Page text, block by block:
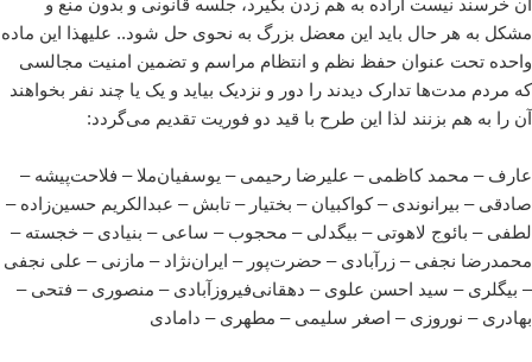
مشکل به هر حال باید این معضل بزرگ به نحوی حل شود.. علیهذا این ماده
واحده تحت عنوان حفظ نظم و انتظام مراسم و تضمین امنیت مجالسی
که مردم مدت‌ها تدارک دیدند را دور و نزدیک بیاید و یک یا چند نفر بخواهند
آن را به هم بزنند لذا این طرح با قید دو فوریت تقدیم می‌گردد:
عارف – محمد کاظمی – علیرضا رحیمی – یوسفیان‌ملا – فلاحت‌پیشه –
صادقی – بیرانوندی – کواکبیان – بختیار – تابش – عبدالکریم حسین‌زاده –
لطفی – بائوج لاهوتی – بیگدلی – محجوب – ساعی – بنیادی – خجسته –
محمدرضا نجفی – زرآبادی – حضرت‌پور – ایران‌نژاد – مازنی – علی نجفی
– بیگلری – سید احسن علوی – دهقانی‌فیروزآبادی – منصوری – فتحی –
بهادری – نوروزی – اصغر سلیمی – مطهری – دامادی